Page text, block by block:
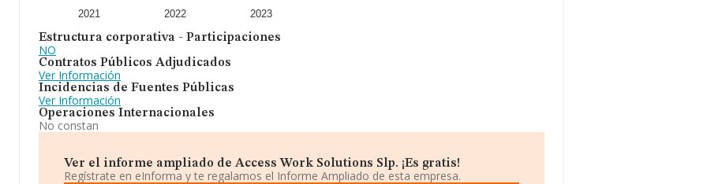
2021 2022 2023
Estructura corporativa - Participaciones
NO
Contratos Públicos Adjudicados
Ver Información
Incidencias de Fuentes Públicas
Ver Información
Operaciones Internacionales
No constan
Ver el informe ampliado de Access Work Solutions Slp. ¡Es gratis!
Regístrate en eInforma y te regalamos el Informe Ampliado de esta empresa.